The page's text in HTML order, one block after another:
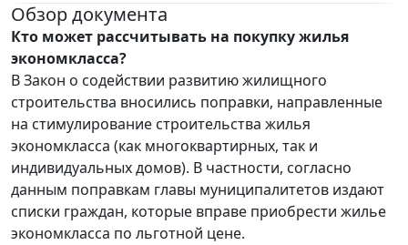
Обзор документа
Кто может рассчитывать на покупку жилья
экономкласса?
В Закон о содействии развитию жилищного
строительства вносились поправки, направленные
на стимулирование строительства жилья
экономкласса (как многоквартирных, так и
индивидуальных домов). В частности, согласно
данным поправкам главы муниципалитетов издают
списки граждан, которые вправе приобрести жилье
экономкласса по льготной цене.